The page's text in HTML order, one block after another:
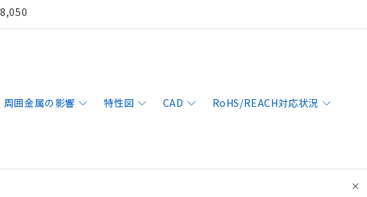
周囲金属の影響 特性図 CAD
RoHS/REACH対応状況